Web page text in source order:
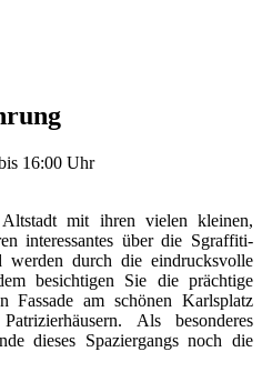
16:00 Uhr
mit ihren vielen kleinen,
interessantes über die Sgraffiti-
werden durch die eindrucksvolle
besichtigen Sie die prächtige
Fassade am schönen Karlsplatz
Als besonderes
dieses Spaziergangs noch die